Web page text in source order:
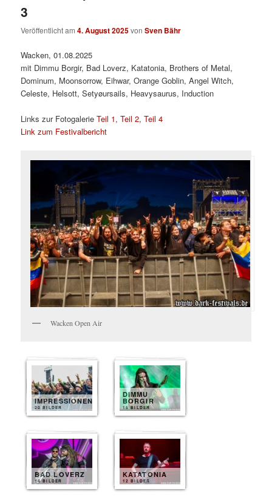
3
Veröffentlicht am4. August 2025vonSven Bähr
Wacken, 01.08.2025
mit Dimmu Borgir, Bad Loverz, Katatonia, Brothers of Metal,
Dominum, Moonsorrow, Eihwar, Orange Goblin, Angel Witch,
Celeste, Helsott, Setyøursails, Heavysaurus, Induction
Links zur FotogalerieTeil 1,Teil 2,Teil 4
Link zum Festivalbericht
Wacken Open Air
IMPRESSIONEN
20 BILDER
DIMMU
BORGIR
15 BILDER
BAD LOVERZ
14 BILDER
KATATONIA
12 BILDER